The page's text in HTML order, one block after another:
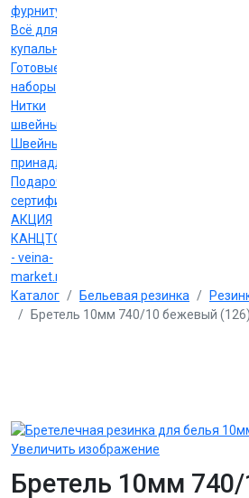
фурнитура
Всё для
купальников
Готовые
наборы
Нитки
швейные
Швейные
принадлежности
Подарочные
сертификаты
АКЦИЯ
КАНЦТОВАРЫ
- veina-
market.ru
Каталог
Бельевая резинка
Бретель 10мм 740/10 бежевый (126)
Увеличить изображение
Бретель 10мм